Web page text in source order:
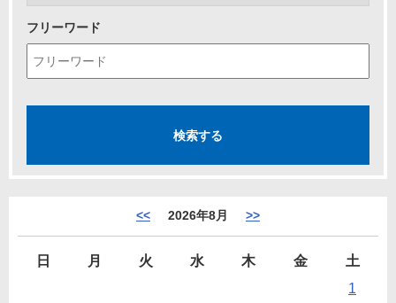
フリーワード
<< 2026年8月 >>
日 月 火 水 木 金
土
1